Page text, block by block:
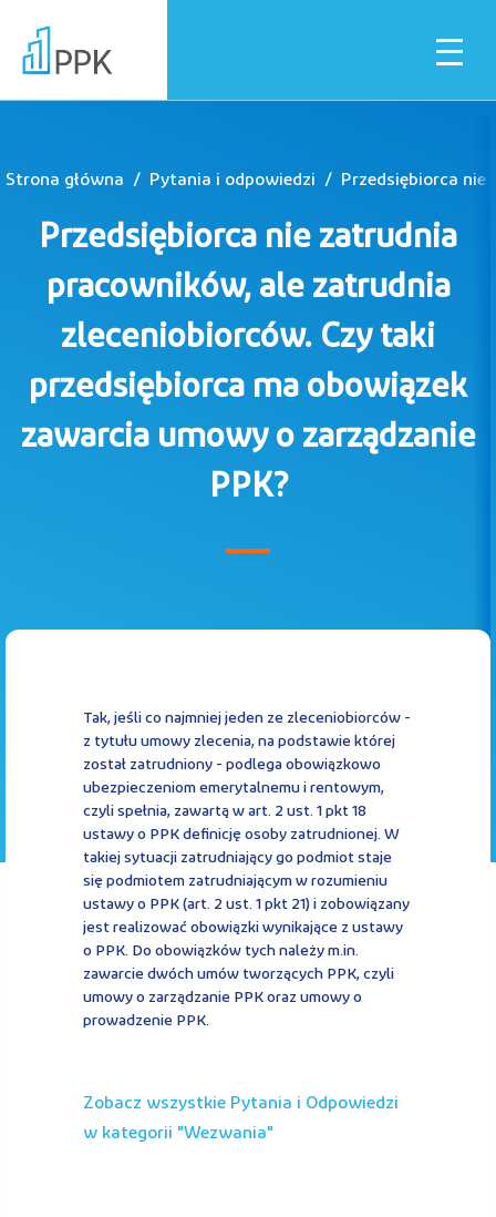
Dla pracownika
Dla pracodawcy
Instytucje finansowe
Pliki do pobrania
Zaloguj się
A
Strona główna Pytania i odpowiedzi
Przedsiębiorca nie zatrudnia
pracowników, ale zatrudnia
zleceniobiorców. Czy taki
przedsiębiorca ma obowiązek
zawarcia umowy o zarządzanie
PPK?
Tak, jeśli co najmniej jeden ze zleceniobiorców -
z tytułu umowy zlecenia, na podstawie której
został zatrudniony - podlega obowiązkowo
ubezpieczeniom emerytalnemu i rentowym,
czyli spełnia, zawartą w art. 2 ust. 1 pkt 18
ustawy o PPK definicję osoby zatrudnionej. W
takiej sytuacji zatrudniający go podmiot staje
się podmiotem zatrudniającym w rozumieniu
ustawy o PPK (art. 2 ust. 1 pkt 21) i zobowiązany
jest realizować obowiązki wynikające z ustawy
o PPK. Do obowiązków tych należy m.in.
zawarcie dwóch umów tworzących PPK, czyli
umowy o zarządzanie PPK oraz umowy o
prowadzenie PPK.
Zobacz wszystkie Pytania i Odpowiedzi
w kategorii "
wezwania"